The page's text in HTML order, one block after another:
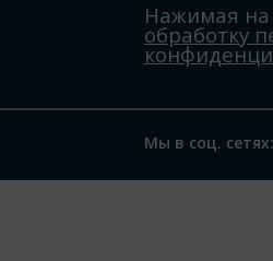
Нажимая на
обработку
Мы в соц. сетях: